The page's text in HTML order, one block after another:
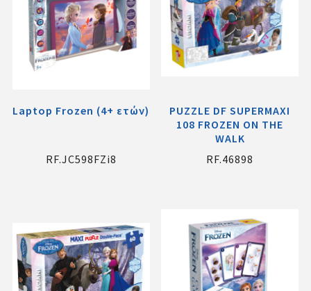
Laptop Frozen (4+ ετών)
RF.JC598FZi8
PUZZLE DF SUPERMAXI
108 FROZEN ΟΝ ΤΗΕ
WALK
RF.46898